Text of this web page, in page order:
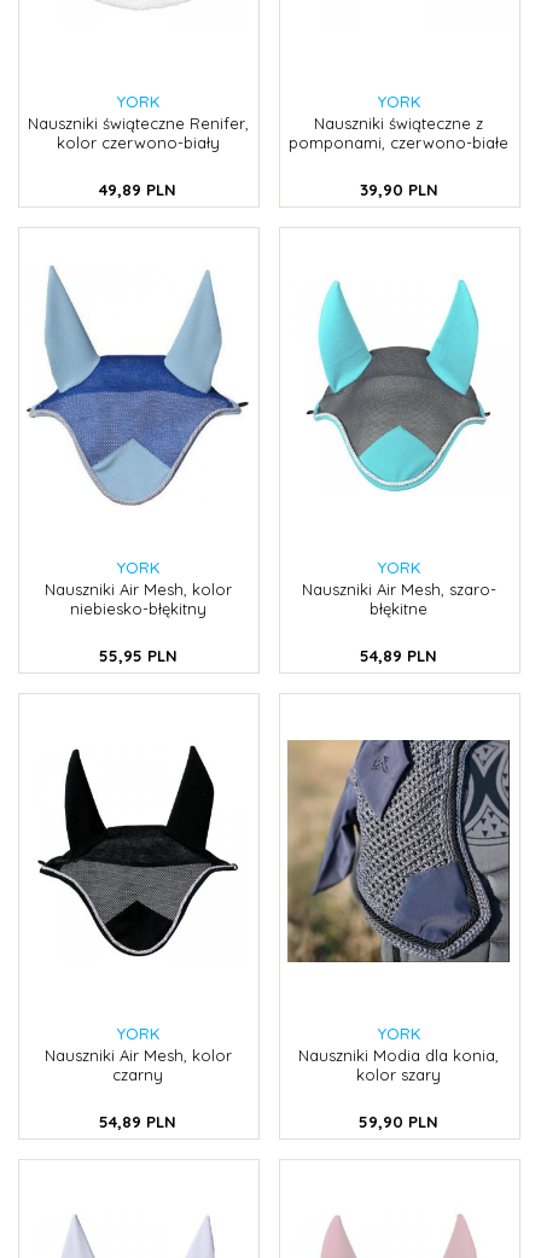
YORK
Nauszniki świąteczne Renifer,
kolor czerwono-biały
49,89 PLN
YORK
Nauszniki świąteczne z
pomponami, czerwono-białe
39,90 PLN
YORK
Nauszniki Air Mesh, kolor
niebiesko-błękitny
55,95 PLN
YORK
Nauszniki Air Mesh, szaro-
błękitne
54,89 PLN
YORK
Nauszniki Air Mesh, kolor
czarny
54,89 PLN
YORK
Nauszniki Modia dla konia,
kolor szary
59,90 PLN